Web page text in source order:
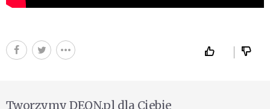
Tworzymy DEON.pl dla Ciebie